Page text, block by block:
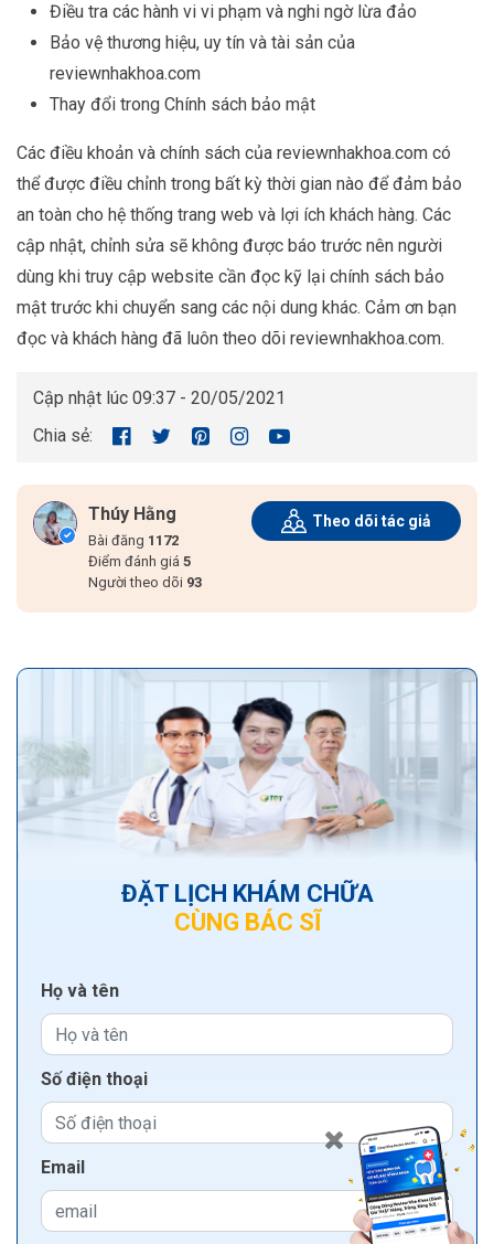
Điều tra các hành vi vi phạm và nghi ngờ lừa đảo
Bảo vệ thương hiệu, uy tín và tài sản của
reviewnhakhoa.com
Thay đổi trong Chính sách bảo mật
Các điều khoản và chính sách của reviewnhakhoa.com có
thể được điều chỉnh trong bất kỳ thời gian nào để đảm bảo
an toàn cho hệ thống trang web và lợi ích khách hàng. Các
cập nhật, chỉnh sửa sẽ không được báo trước nên người
dùng khi truy cập website cần đọc kỹ lại chính sách bảo
mật trước khi chuyển sang các nội dung khác. Cảm ơn bạn
đọc và khách hàng đã luôn theo dõi reviewnhakhoa.com.
Cập nhật lúc 09:37 - 20/05/2021
Chia sẻ:
Thúy Hằng
Bài đăng 1172
Điểm đánh giá 5
Người theo dõi 93
Theo dõi tác giả
ĐẶT LỊCH KHÁM CHỮA
CÙNG BÁC SĨ
Họ và tên
Số điện thoại
Email